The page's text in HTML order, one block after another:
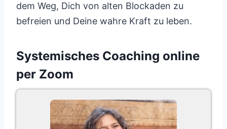
dem Weg, Dich von alten Blockaden zu
befreien und Deine wahre Kraft zu leben.
Systemisches Coaching online
per Zoom